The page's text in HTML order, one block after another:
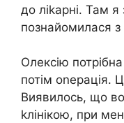
до ліkарні. Там я
познайомилася
Олексію
потім оnерація.
Виявилось, що
kлінікою, при